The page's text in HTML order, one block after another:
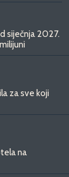
siječnja 2027.
za sve koji
na